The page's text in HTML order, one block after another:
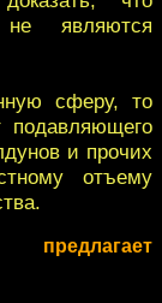
являются
сферу, то
подавляющего
и прочих
отъему
предлагает